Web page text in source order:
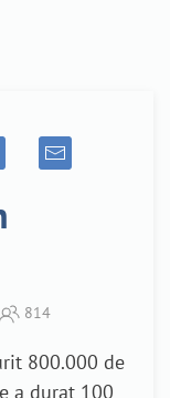
814
800.000 de
a durat 100